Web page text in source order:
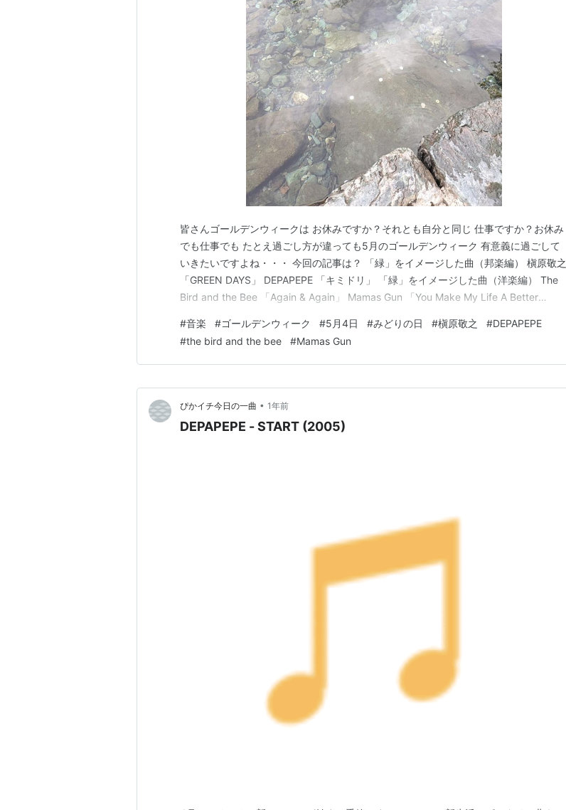
皆さんゴールデンウィークは お休みですか？それとも自分と同じ 仕事ですか？お休み
でも仕事でも たとえ過ごし方が違っても5月のゴールデンウィーク 有意義に過ごして
いきたいですよね・・・ 今回の記事は？ 「緑」をイメージした曲（邦楽編） 槇原敬之
「GREEN DAYS」 DEPAPEPE 「キミドリ」 「緑」をイメージした曲（洋楽編） The
Bird and the Bee 「Again & Again」 Mamas Gun 「You Make My Life A Better
「みどりの日」の由来を 日本記…
#音楽 #ゴールデンウィーク #5月4日 #みどりの日 #槇原敬之 #DEPAPEPE
#the bird and the bee #Mamas Gun
ぴかイチ今日の一曲 • 1年前
DEPAPEPE - START (2005)